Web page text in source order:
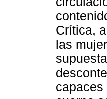
Crítica,
las
capaces